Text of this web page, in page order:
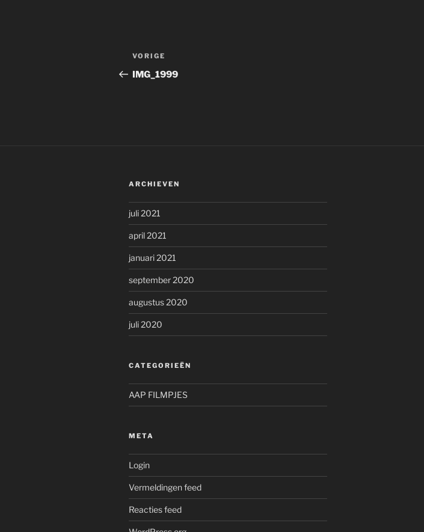
Bericht
navigatie
Vorig
bericht
VORIGE
IMG_1999
ARCHIEVEN
juli 2021
april 2021
januari 2021
september 2020
augustus 2020
juli 2020
CATEGORIEËN
AAP FILMPJES
META
Login
Vermeldingen feed
Reacties feed